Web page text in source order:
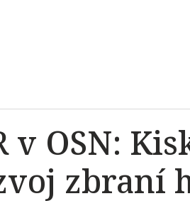
v OSN:
zbraní